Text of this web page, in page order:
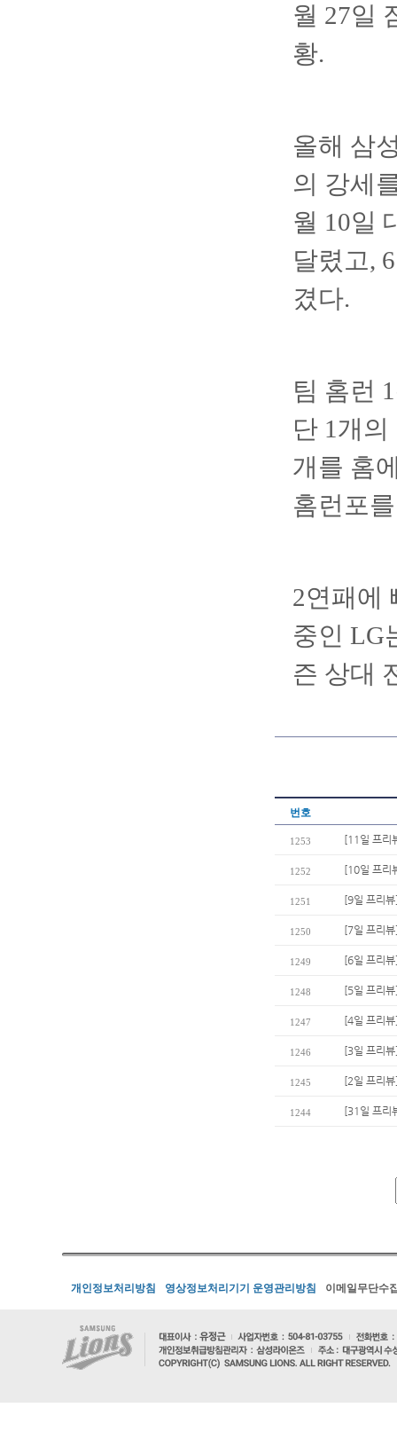
월 27일
황.
올해 삼
의 강세
월 10일
달렸고,
겼다.
팀 홈런
단 1개
개를 홈
홈런포
2연패에
중인 LG
즌 상대
번호
1253 [11일 프리
1252 [10일 프리
1251 [9일 프리
1250 [7일 프리
1249 [6일 프리
1248 [5일 프리
1247 [4일 프리
1246 [3일 프리
1245 [2일 프리
1244 [31일 프리
개인정보처리방침 영상정보처리기기 운영관리방침 이메일무단수